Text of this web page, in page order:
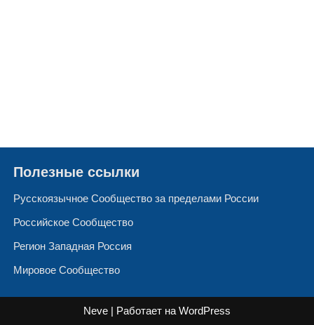
Полезные ссылки
Русскоязычное Сообщество за пределами России
Российское Сообщество
Регион Западная Россия
Мировое Сообщество
Neve | Работает на WordPress